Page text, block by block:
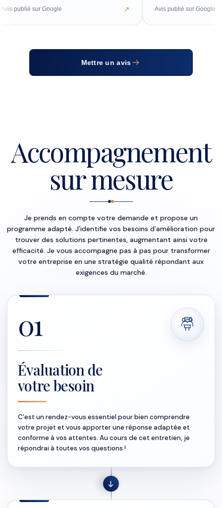
est un véritable atout,
son sérieux, son expertise
Google Avis publié sur Google
Mettre un avis
Accompagnement
sur mesure
Je prends en compte votre demande et propose un
programme adapté. J’identifie vos besoins d’amélioration pour
trouver des solutions pertinentes, augmentant ainsi votre
efficacité. Je vous accompagne pas à pas pour transformer
votre entreprise en une stratégie qualité répondant aux
exigences du marché.
01
Évaluation de
votre besoin
C’est un rendez-vous essentiel pour bien comprendre
votre projet et vous apporter une réponse adaptée et
conforme à vos attentes. Au cours de cet entretien, je
répondrai à toutes vos questions !